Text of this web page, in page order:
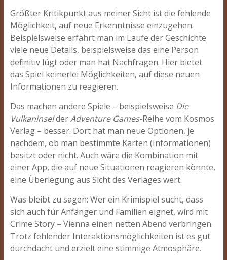
Größter Kritikpunkt aus meiner Sicht ist die fehlende
Möglichkeit, auf neue Erkenntnisse einzugehen.
Beispielsweise erfährt man im Laufe der Geschichte
viele neue Details, beispielsweise das eine Person
definitiv lügt oder man hat Nachfragen. Hier bietet
das Spiel keinerlei Möglichkeiten, auf diese neuen
Informationen zu reagieren.
Das machen andere Spiele – beispielsweise Die
VulkaninselderAdventure Games-Reihe vom Kosmos
Verlag – besser. Dort hat man neue Optionen, je
nachdem, ob man bestimmte Karten (Informationen)
besitzt oder nicht. Auch wäre die Kombination mit
einer App, die auf neue Situationen reagieren könnte,
eine Überlegung aus Sicht des Verlages wert.
Was bleibt zu sagen: Wer ein Krimispiel sucht, dass
sich auch für Anfänger und Familien eignet, wird mit
Crime Story – Vienna einen netten Abend verbringen.
Trotz fehlender Interaktionsmöglichkeiten ist es gut
durchdacht und erzielt eine stimmige Atmosphäre.